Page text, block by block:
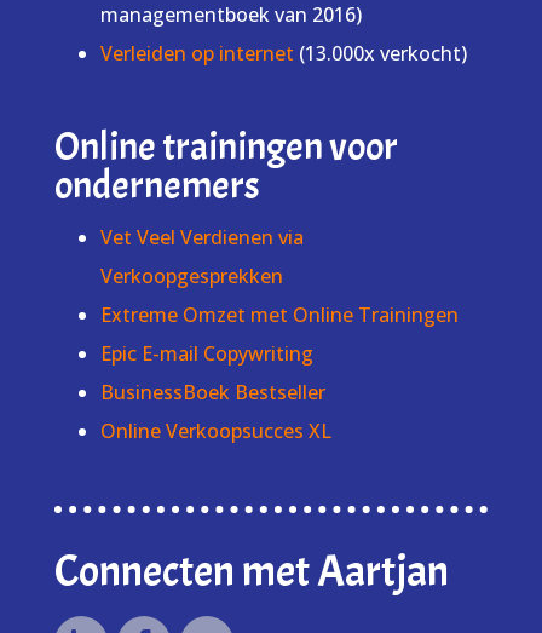
managementboek van 2016)
Verleiden op internet (13.000x verkocht)
Online trainingen voor
ondernemers
Vet Veel Verdienen via
Verkoopgesprekken
Extreme Omzet met Online Trainingen
Epic E-mail Copywriting
BusinessBoek Bestseller
Online Verkoopsucces XL
Connecten met Aartjan